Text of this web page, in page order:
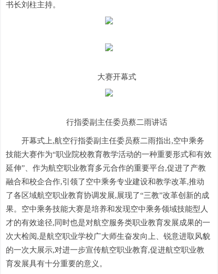
书长刘柱主持。
大赛开幕式
行指委副主任委员蔡二雨讲话
开幕式上,航空行指委副主任委员蔡二雨指出,空中乘务
技能大赛作为“职业院校教育教学活动的一种重要形式和有效
延伸”、作为航空职业教育多元合作的重要平台,促进了产教
融合和校企合作,引领了空中乘务专业建设和教学改革,推动
了各区域航空职业教育协调发展,展现了“三教”改革创新的成
果。空中乘务技能大赛是培养和发现空中乘务领域技能型人
才的有效途径,同时也是对航空服务类职业教育发展成果的一
次大检阅,是航空职业学校广大师生奋发向上、锐意进取风貌
的一次大展示,对进一步宣传航空职业教育,促进航空职业教
育发展具有十分重要的意义。